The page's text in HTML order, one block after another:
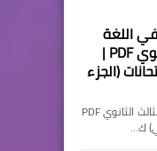
اللغة
العربية للصف الثالث الثانوي PDF |
(الجزء
📘 تحميل كتاب الامتحان في اللغة العربية للصف الثالث الثانوي PDF
ك…